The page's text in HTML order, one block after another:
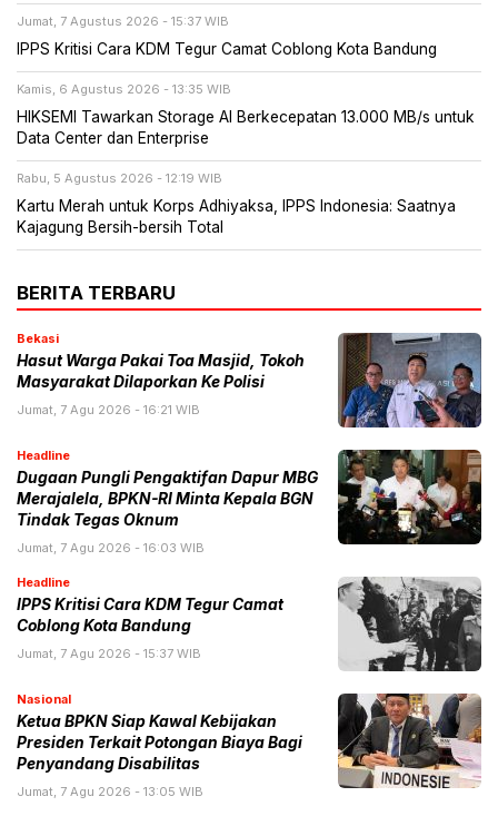
Jumat, 7 Agustus 2026 - 15:37 WIB
IPPS Kritisi Cara KDM Tegur Camat Coblong Kota Bandung
Kamis, 6 Agustus 2026 - 13:35 WIB
HIKSEMI Tawarkan Storage AI Berkecepatan 13.000 MB/s untuk
Data Center dan Enterprise
Rabu, 5 Agustus 2026 - 12:19 WIB
Kartu Merah untuk Korps Adhiyaksa, IPPS Indonesia: Saatnya
Kajagung Bersih-bersih Total
BERITA TERBARU
Bekasi
Hasut Warga Pakai Toa Masjid, Tokoh
Masyarakat Dilaporkan Ke Polisi
Jumat, 7 Agu 2026 - 16:21 WIB
Headline
Dugaan Pungli Pengaktifan Dapur MBG
Merajalela, BPKN-RI Minta Kepala BGN
Tindak Tegas Oknum
Jumat, 7 Agu 2026 - 16:03 WIB
Headline
IPPS Kritisi Cara KDM Tegur Camat
Coblong Kota Bandung
Jumat, 7 Agu 2026 - 15:37 WIB
Nasional
Ketua BPKN Siap Kawal Kebijakan
Presiden Terkait Potongan Biaya Bagi
Penyandang Disabilitas
Jumat, 7 Agu 2026 - 13:05 WIB